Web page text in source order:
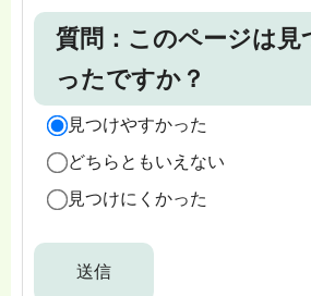
質問：このページは見
ったですか？
見つけやすかった
どちらともいえない
見つけにくかった